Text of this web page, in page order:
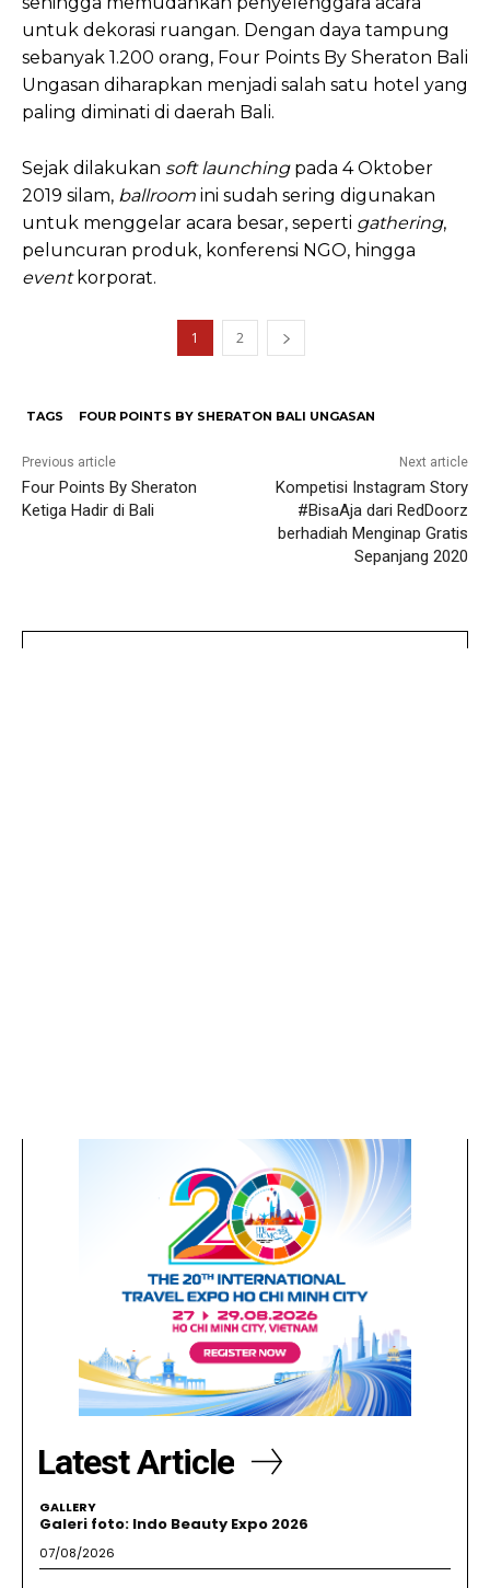
untuk dekorasi ruangan. Dengan daya tampung
sebanyak 1.200 orang, Four Points By Sheraton Bali
Ungasan diharapkan menjadi salah satu hotel yang
paling diminati di daerah Bali.
Sejak dilakukan soft launchingpada 4 Oktober
2019 silam, ballroom ini sudah sering digunakan
untuk menggelar acara besar, seperti gathering,
peluncuran produk, konferensi NGO, hingga
eventkorporat.
1 2
TAGS FOUR POINTS BY SHERATON BALI UNGASAN
Previous article
Four Points By Sheraton
Ketiga Hadir di Bali
Next article
Kompetisi Instagram Story
#BisaAja dari RedDoorz
berhadiah Menginap Gratis
Sepanjang 2020
Latest Article
GALLERY
Galeri foto: Indo Beauty Expo 2026
07/08/2026